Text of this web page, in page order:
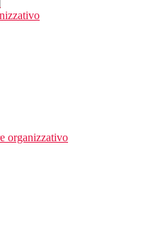
organizzativo